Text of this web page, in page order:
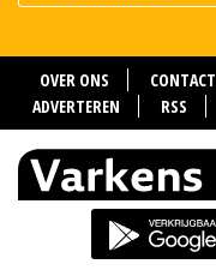
OVER ONS CONTACT
ADVERTEREN
RSS